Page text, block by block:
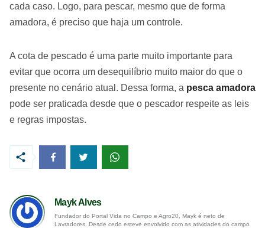
cada caso. Logo, para pescar, mesmo que de forma
amadora, é preciso que haja um controle.
A cota de pescado é uma parte muito importante para
evitar que ocorra um desequilíbrio muito maior do que o
presente no cenário atual. Dessa forma, a pesca amadora
pode ser praticada desde que o pescador respeite as leis
e regras impostas.
Mayk Alves
Fundador do Portal Vida no Campo e Agro20, Mayk é neto de
Lavradores. Desde cedo esteve envolvido com as atividades do campo